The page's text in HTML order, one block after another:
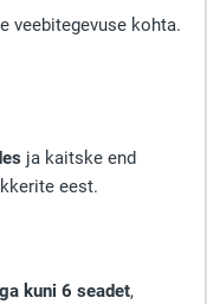
veebitegevuse kohta.
ja kaitske end
eest.
kuni 6 seadet,